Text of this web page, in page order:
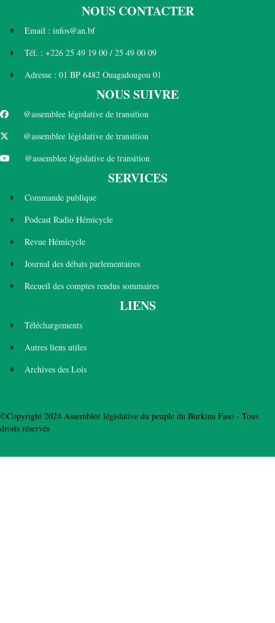
NOUS CONTACTER
Email : infos@an.bf
Tél. : +226 25 49 19 00 / 25 49 00 09
Adresse : 01 BP 6482 Ouagadougou 01
NOUS SUIVRE
@assemblee législative de transition
@assemblee législative de transition
@assemblee législative de transition
SERVICES
Commande publique
Podcast Radio Hémicycle
Revue Hémicycle
Journal des débats parlementaires
Recueil des comptes rendus sommaires
LIENS
Téléchargements
Autres liens utiles
Archives des Lois
©Copyright 2024 Assemblée législative du peuple du Burkina Faso - Tous
droits réservés